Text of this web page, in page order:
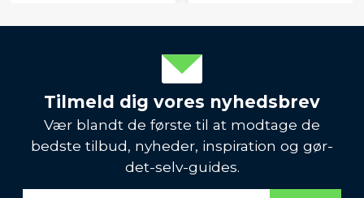
Tilmeld dig vores nyhedsbrev
Vær blandt de første til at modtage de
bedste tilbud, nyheder, inspiration og gør-
det-selv-guides.